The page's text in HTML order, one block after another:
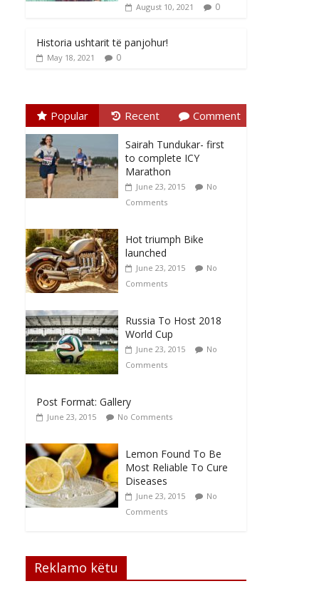
August 10, 2021 0
Historia ushtarit të panjohur!
May 18, 2021 0
Popular Recent Comment
Sairah Tundukar- first
to complete ICY
Marathon
June 23, 2015
No
Comments
Hot triumph Bike
launched
June 23, 2015
No
Comments
Russia To Host 2018
World Cup
June 23, 2015
No
Comments
Post Format: Gallery
June 23, 2015 No Comments
Lemon Found To Be
Most Reliable To Cure
Diseases
June 23, 2015
No
Comments
Reklamo këtu